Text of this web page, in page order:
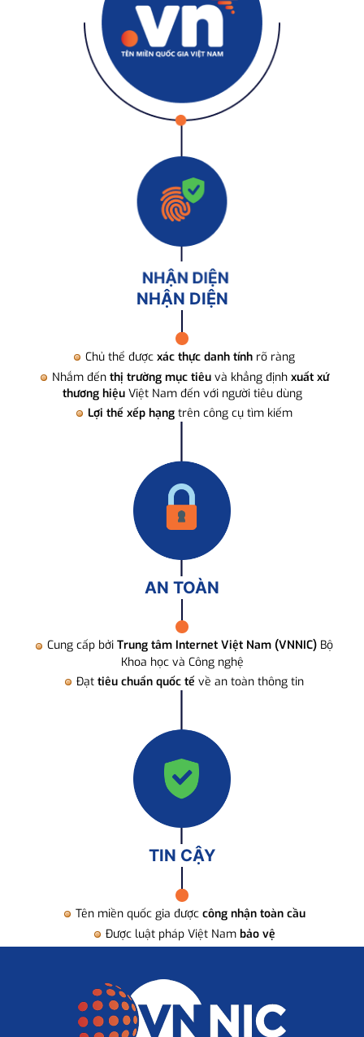
NHẬN DIỆN
Chủ thể được xác thực danh tính rõ ràng
Nhắm đến thị trường mục tiêuvà khẳng định xuất xứ
thương hiệuViệt Nam đến với người tiêu dùng
Lợi thế xếp hạng trên công cụ tìm kiếm
AN TOÀN
Cung cấp bởi Trung tâm Internet Việt Nam (VNNIC) Bộ
Khoa học và Công nghệ
Đạt tiêu chuẩn quốc tế về an toàn thông tin
TIN CẬY
Tên miền quốc gia được công nhận toàn cầu
Được luật pháp Việt Nam bảo vệ